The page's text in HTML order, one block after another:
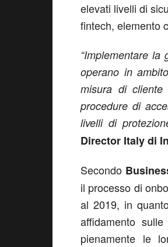
elevati livelli di
fintech, elemento
“Implementare
operano in
misura di
procedure di
livelli di
Director Italy di
Secondo
il processo di
al 2019, in
affidamento
pienamente le